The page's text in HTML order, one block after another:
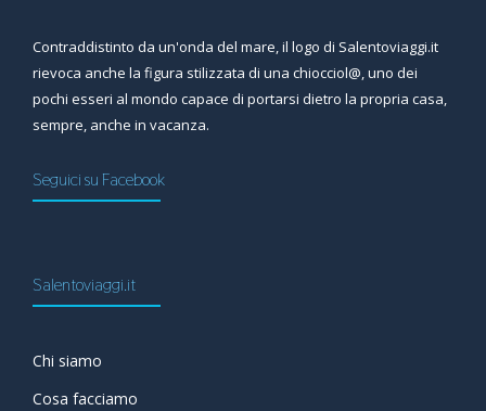
Contraddistinto da un'onda del mare, il logo di Salentoviaggi.it
rievoca anche la figura stilizzata di una chiocciol@, uno dei
pochi esseri al mondo capace di portarsi dietro la propria casa,
sempre, anche in vacanza.
Seguici su Facebook
Salentoviaggi.it
Chi siamo
Cosa facciamo